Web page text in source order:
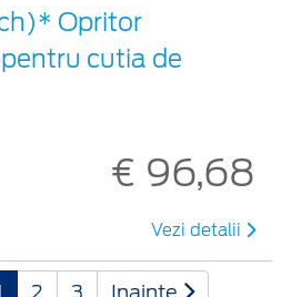
Opritor
cutia de
€ 96,68
Vezi detalii
2 3 Inainte